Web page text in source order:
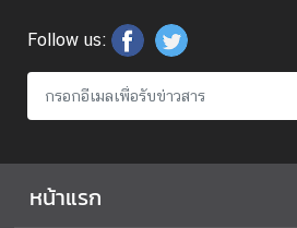
า
า
ป
ร
ะ
Follow us:
หน้าแรก